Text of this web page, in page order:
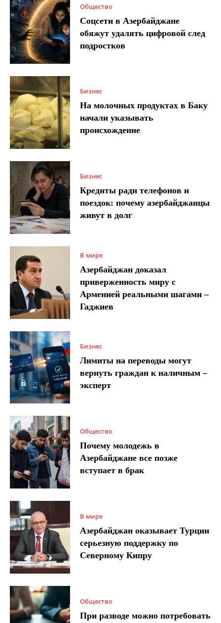
Общество
Соцсети в Азербайджане
обяжут удалять цифровой след
подростков
Бизнес
На молочных продуктах в Баку
начали указывать
происхождение
Бизнес
Кредиты ради телефонов и
поездок: почему азербайджанцы
живут в долг
В мире
Азербайджан доказал
приверженность миру с
Арменией реальными шагами –
Гаджиев
Бизнес
Лимиты на переводы могут
вернуть граждан к наличным –
эксперт
Общество
Почему молодежь в
Азербайджане все позже
вступает в брак
В мире
Азербайджан оказывает Турции
серьезную поддержку по
Северному Кипру
Общество
При разводе можно потребовать